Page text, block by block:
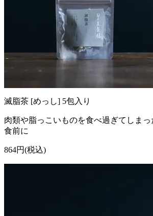
滅脂茶 [めっし] 5包入り
肉類や脂っこいものを食べ過ぎてしま
食前に
864円(税込)